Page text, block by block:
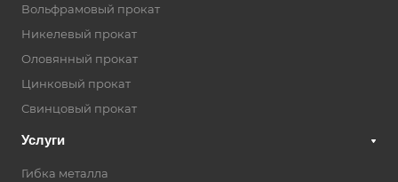
Вольфрамовый прокат
Никелевый прокат
Оловянный прокат
Цинковый прокат
Свинцовый прокат
Услуги
Гибка металла